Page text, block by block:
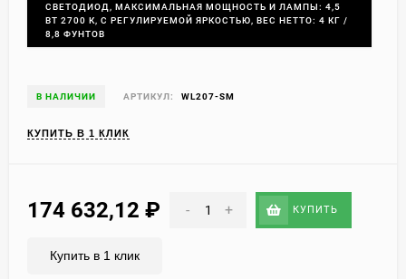
СВЕТОДИОД, МАКСИМАЛЬНАЯ МОЩНОСТЬ И ЛАМПЫ: 4,5
ВТ 2700 К, С РЕГУЛИРУЕМОЙ ЯРКОСТЬЮ, ВЕС НЕТТО: 4 КГ /
8,8 ФУНТОВ
В НАЛИЧИИ АРТИКУЛ: WL207-SM
КУПИТЬ В 1 КЛИК
174 632,12 ₽ - + КУПИТЬ
Купить в 1 клик